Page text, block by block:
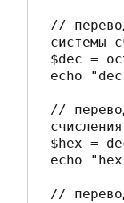
//
системы
$dec =
echo
//
$hex =
echo
//